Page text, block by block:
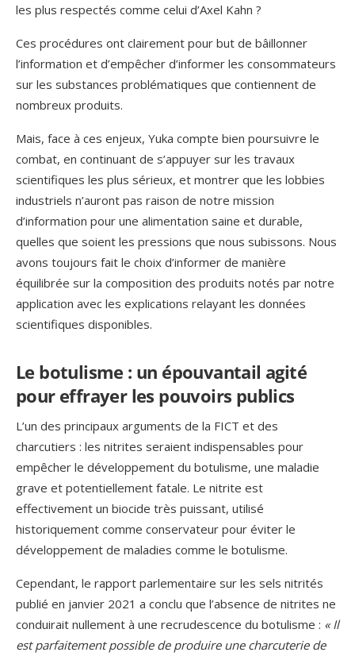
les plus respectés comme celui d’Axel Kahn ?
Ces procédures ont clairement pour but de bâillonner
l’information et d’empêcher d’informer les consommateurs
sur les substances problématiques que contiennent de
nombreux produits.
Mais, face à ces enjeux, Yuka compte bien poursuivre le
combat, en continuant de s’appuyer sur les travaux
scientifiques les plus sérieux, et montrer que les lobbies
industriels n’auront pas raison de notre mission
d’information pour une alimentation saine et durable,
quelles que soient les pressions que nous subissons. Nous
avons toujours fait le choix d’informer de manière
équilibrée sur la composition des produits notés par notre
application avec les explications relayant les données
scientifiques disponibles.
Le botulisme : un épouvantail agité
pour effrayer les pouvoirs publics
L’un des principaux arguments de la FICT et des
charcutiers : les nitrites seraient indispensables pour
empêcher le développement du botulisme, une maladie
grave et potentiellement fatale. Le nitrite est
effectivement un biocide très puissant, utilisé
historiquement comme conservateur pour éviter le
développement de maladies comme le botulisme.
Cependant, le rapport parlementaire sur les sels nitrités
publié en janvier 2021 a conclu que l’absence de nitrites ne
conduirait nullement à une recrudescence du botulisme : « Il
est parfaitement possible de produire une charcuterie de